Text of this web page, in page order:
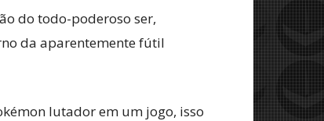
do todo-poderoso ser,
da aparentemente fútil
lutador em um jogo, isso